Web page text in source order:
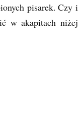
pisarek. Czy i
w akapitach niżej